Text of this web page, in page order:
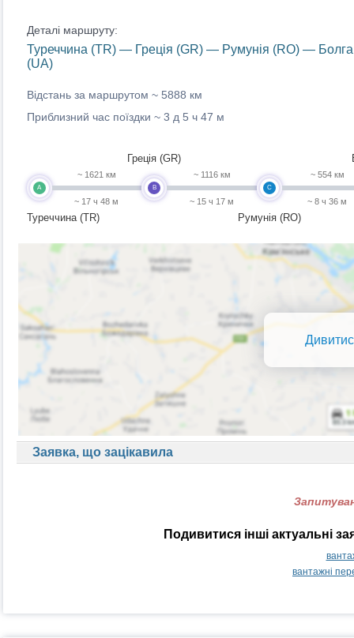
Деталі маршруту:
Туреччина (TR) — Греція (GR) — Румунія (RO) —
(UA)
Відстань за маршрутом ~ 5888 км
Приблизний час поїздки ~ 3 д 5 ч 47 м
A
Туреччина (TR)
~ 1621 км
~ 17 ч 48 м
B
Греція (GR)
~ 1116 км
~ 15 ч 17 м
C
Румунія (RO)
~ 554 км
~ 8 ч 36 м
Заявка, що зацікавила
Подивитися інші актуальні
вантажні